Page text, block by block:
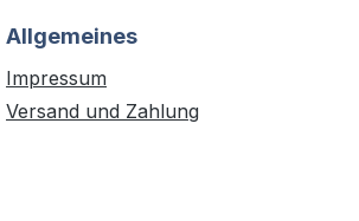
Allgemeines
Impressum
Versand und Zahlung